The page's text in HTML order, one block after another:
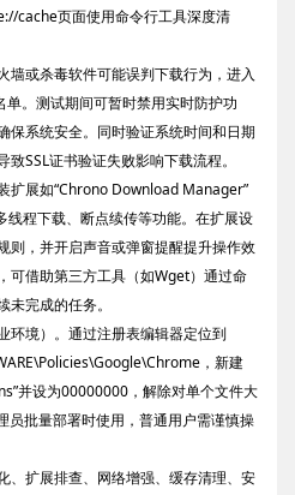
cache页面使用命令行工具深度清
墙或杀毒软件可能误判下载行为，进入
。测试期间可暂时禁用实时防护功
保系统安全。同时验证系统时间和日期
SSL证书验证失败影响下载流程。
扩展如“Chrono Download Manager”
程下载、断点续传等功能。在扩展设
则，并开启声音或弹窗提醒提升操作效
可借助第三方工具（如Wget）通过命
完成的任务。
环境）。通过注册表编辑器定位到
，新建
并设为00000000，解除对单个文件大
员批量部署时使用，普通用户需谨慎操
、扩展排查、网络增强、缓存清理、安